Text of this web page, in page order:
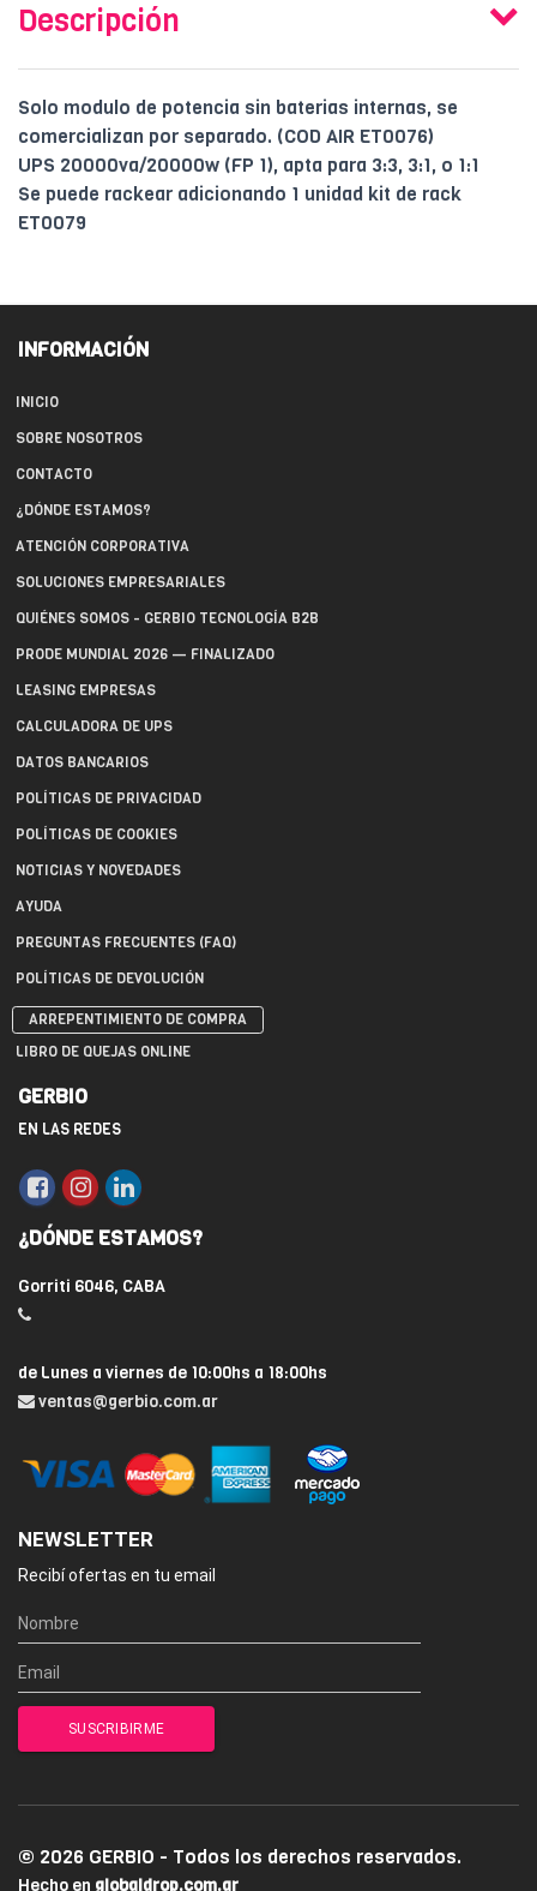
Descripción
Solo modulo de potencia sin baterias internas, se
comercializan por separado. (COD AIR ET0076)
UPS 20000va/20000w (FP 1), apta para 3:3, 3:1, o 1:1
Se puede rackear adicionando 1 unidad kit de rack
ET0079
INFORMACIÓN
INICIO
SOBRE NOSOTROS
CONTACTO
¿DÓNDE ESTAMOS?
ATENCIÓN CORPORATIVA
SOLUCIONES EMPRESARIALES
QUIÉNES SOMOS - GERBIO TECNOLOGÍA B2B
PRODE MUNDIAL 2026 — FINALIZADO
LEASING EMPRESAS
CALCULADORA DE UPS
DATOS BANCARIOS
POLÍTICAS DE PRIVACIDAD
POLÍTICAS DE COOKIES
NOTICIAS Y NOVEDADES
AYUDA
PREGUNTAS FRECUENTES (FAQ)
POLÍTICAS DE DEVOLUCIÓN
ARREPENTIMIENTO DE COMPRA
LIBRO DE QUEJAS ONLINE
GERBIO
EN LAS REDES
¿DÓNDE ESTAMOS?
Gorriti 6046, CABA
de Lunes a viernes de 10:00hs a 18:00hs
ventas@gerbio.com.ar
NEWSLETTER
Recibí ofertas en tu email
© 2026 GERBIO - Todos los derechos reservados.
Hecho en globaldrop.com.ar